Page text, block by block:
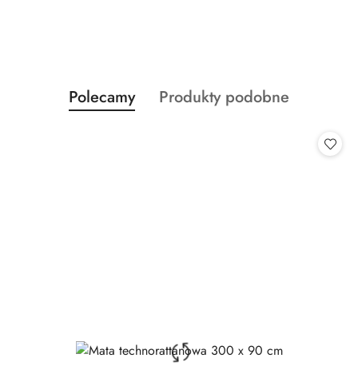
Pomiń karuzelę produktów
Produkty
o
Polecamy
Produkty
Produkty podobne